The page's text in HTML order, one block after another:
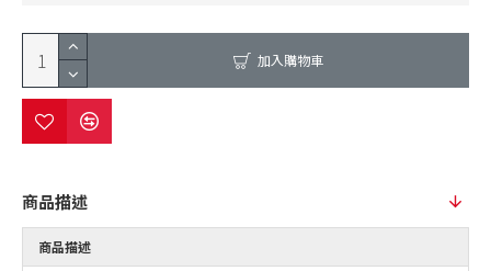
加入購物車
商品描述
商品描述